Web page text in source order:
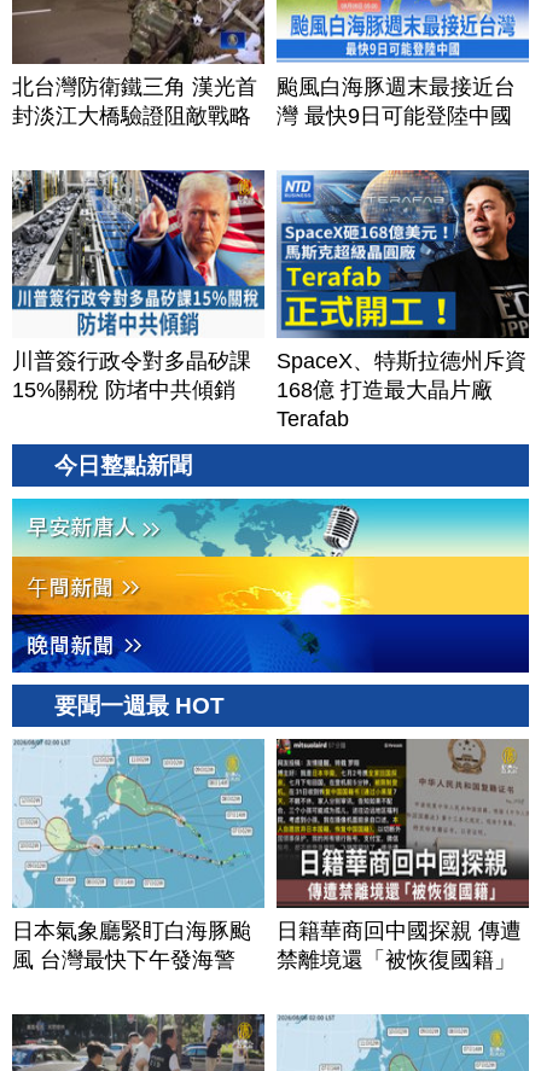
北台灣防衛鐵三角 漢光首
封淡江大橋驗證阻敵戰略
颱風白海豚週末最接近台
灣 最快9日可能登陸中國
川普簽行政令對多晶矽課
15%關稅 防堵中共傾銷
SpaceX、特斯拉德州斥資
168億 打造最大晶片廠
Terafab
今日整點新聞
要聞一週最 HOT
日本氣象廳緊盯白海豚颱
風 台灣最快下午發海警
日籍華商回中國探親 傳遭
禁離境還「被恢復國籍」